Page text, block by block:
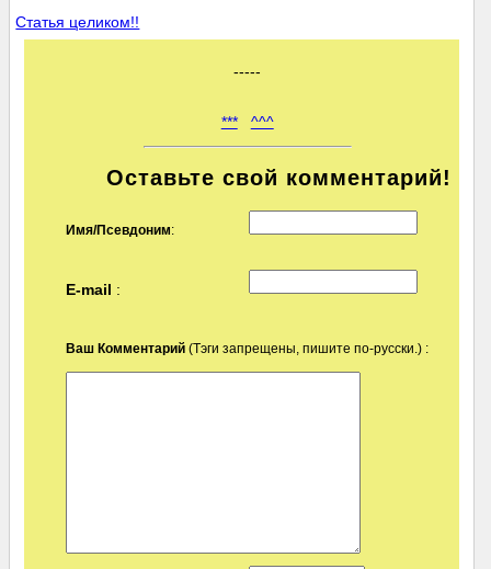
Статья целиком!!
-----
*** ^^^
Оставьте свой комментарий!
Имя/Псевдоним:
E-mail :
Ваш Комментарий (Тэги запрещены, пишите по-русски.) :